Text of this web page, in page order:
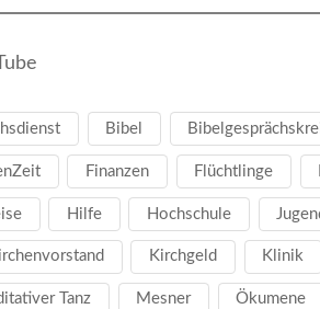
Bibel
Finanzen Flüchtlinge
Hilfe Hochschule
Kirchgeld Klinik
Tanz Mesner Ökumene